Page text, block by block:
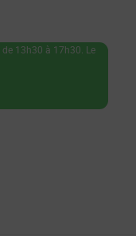
13h30 à 17h30. Le